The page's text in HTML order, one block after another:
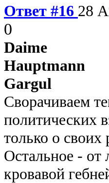
Ответ #16 28
0
Daime
Hauptmann
Gargul
Сворачиваем
политических
только о
Остальное - от
кровавой